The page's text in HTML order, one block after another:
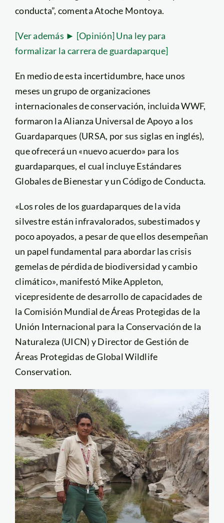
conducta”, comenta Atoche Montoya.
[Ver además ► [Opinión] Una ley para
formalizar la carrera de guardaparque]
En medio de esta incertidumbre, hace unos
meses un grupo de organizaciones
internacionales de conservación, incluida WWF,
formaron la Alianza Universal de Apoyo a los
Guardaparques (URSA, por sus siglas en inglés),
que ofrecerá un «nuevo acuerdo» para los
guardaparques, el cual incluye Estándares
Globales de Bienestar y un Código de Conducta.
«Los roles de los guardaparques de la vida
silvestre están infravalorados, subestimados y
poco apoyados, a pesar de que ellos desempeñan
un papel fundamental para abordar las crisis
gemelas de pérdida de biodiversidad y cambio
climático», manifestó Mike Appleton,
vicepresidente de desarrollo de capacidades de
la Comisión Mundial de Áreas Protegidas de la
Unión Internacional para la Conservación de la
Naturaleza (UICN) y Director de Gestión de
Áreas Protegidas de Global Wildlife
Conservation.